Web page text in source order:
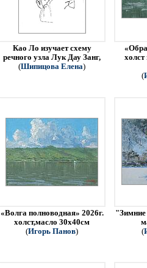
Као Ло изучает схему
речного узла Лук Дау Занг,
(Шипицова Елена)
холст
(
«Волга полноводная» 2026г.
холст,масло 30х40см
(Игорь Панов)
"Зимние
(